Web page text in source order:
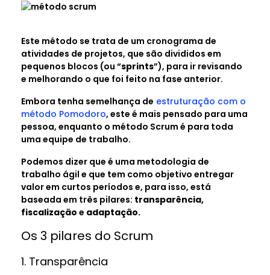
Este método se trata de um cronograma de
atividades de projetos, que são divididos em
pequenos blocos (ou “sprints”), para ir revisando
e melhorando o que foi feito na fase anterior.
Embora tenha semelhança de estruturação com o
método Pomodoro, este é mais pensado para uma
pessoa, enquanto o método Scrum é para toda
uma equipe de trabalho.
Podemos dizer que é uma metodologia de
trabalho ágil e que tem como objetivo entregar
valor em curtos períodos e, para isso, está
baseada em três pilares: transparência,
fiscalização e adaptação.
Os 3 pilares do Scrum
1. Transparência